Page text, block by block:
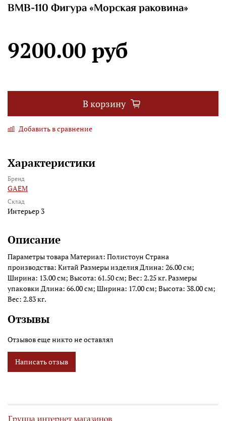
BMB-110 Фигура «Морская раковина»
9200.00 руб
В корзину
Добавить в сравнение
Характеристики
Бренд
GAEM
Склад
Интерьер 3
Описание
Параметры товара Материал: Полистоун Страна
производства: Китай Размеры изделия Длина: 26.00 см;
Ширина: 13.00 см; Высота: 61.50 см; Вес: 2.25 кг. Размеры
упаковки Длина: 66.00 см; Ширина: 17.00 см; Высота: 38.00 см;
Вес: 2.83 кг.
Отзывы
Отзывов еще никто не оставлял
Написать отзыв